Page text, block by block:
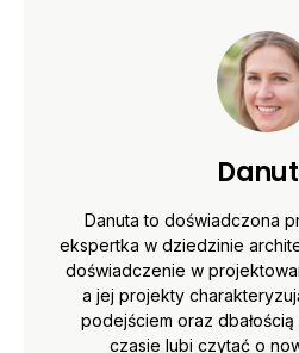
Danuta to doświadczona
ekspertka w dziedzinie
doświadczenie w
a jej projekty
podejściem oraz
czasie lubi czytać o